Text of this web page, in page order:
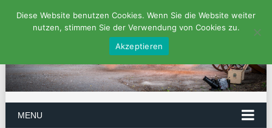
MENU
Diese Website benutzen Cookies. Wenn Sie die Website weiter
nutzen, stimmen Sie der Verwendung von Cookies zu.
Akzeptieren